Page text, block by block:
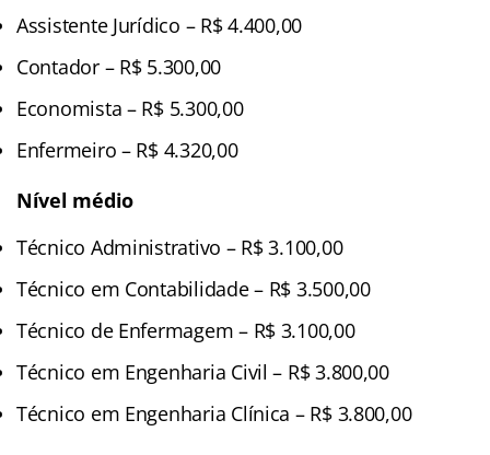
Assistente Jurídico – R$ 4.400,00
Contador – R$ 5.300,00
Economista – R$ 5.300,00
Enfermeiro – R$ 4.320,00
Nível médio
Técnico Administrativo – R$ 3.100,00
Técnico em Contabilidade – R$ 3.500,00
Técnico de Enfermagem – R$ 3.100,00
Técnico em Engenharia Civil – R$ 3.800,00
Técnico em Engenharia Clínica – R$ 3.800,00